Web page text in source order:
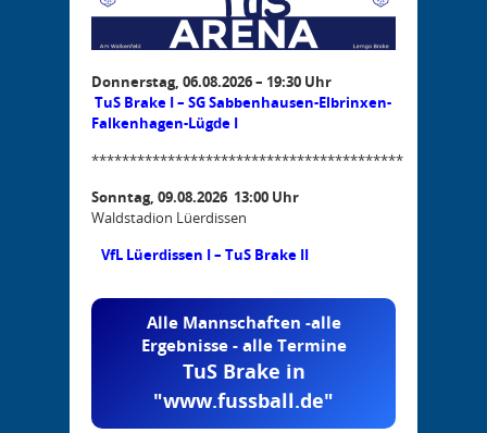
Donnerstag, 06.08.2026 – 19:30 Uhr
TuS Brake I – SG Sabbenhausen-Elbrinxen-
Falkenhagen-Lügde I
*****************************************
Sonntag, 09.08.2026 13:00 Uhr
Waldstadion Lüerdissen
VfL Lüerdissen I – TuS Brake II
Alle Mannschaften -alle
Ergebnisse - alle Termine
TuS Brake in
"www.fussball.de"